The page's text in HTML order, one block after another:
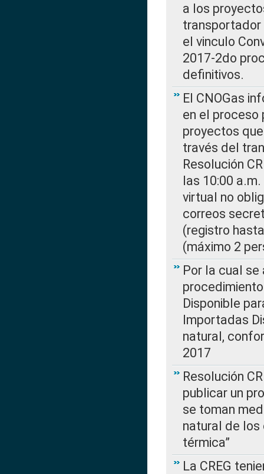
a los
transportador
el vinculo
2017-2do
definitivos.
El CNOGas
en el proceso
proyectos
través del
Resolución
las 10:00
virtual no
correos
(registro
(máximo 2
Por la cual
Disponible
Importadas
natural,
2017
Resolución
publicar un
se toman
natural de los
térmica”
La CREG